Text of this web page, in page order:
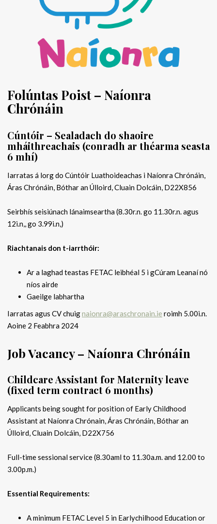
Folúntas Poist – Naíonra
Chrónáin
Cúntóir – Sealadach do shaoire
mháithreachais (conradh ar théarma seasta
6 mhí)
Iarratas á lorg do Cúntóir Luathoideachas i Naíonra Chrónáin,
Áras Chrónáin, Bóthar an Úlloird, Cluain Dolcáin, D22X856
Seirbhís seisiúnach lánaimseartha (8.30r.n. go 11.30r.n. agus
12i.n,, go 3.99i.n,)
Riachtanais don t-iarrthóir:
Ar a laghad teastas FETAC leibhéal 5 i gCúram Leanaí nó
níos airde
Gaeilge labhartha
Iarratas agus CV chuignaionra@araschronain.ie roimh 5.00i.n.
Aoine 2 Feabhra 2024
Job Vacancy – Naíonra Chrónáin
Childcare Assistant for Maternity leave
(fixed term contract 6 months)
Applicants being sought for position of Early Childhood
Assistant at Naíonra Chrónain, Áras Chrónáin, Bóthar an
Úlloird, Cluain Dolcáin, D22X756
Full-time sessional service (8.30aml to 11.30a.m. and 12.00 to
3.00p.m.)
Essential Requirements:
A minimum FETAC Level 5 in Earlychilhood Education or